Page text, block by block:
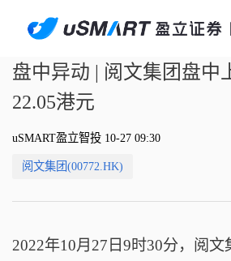
盘中异动 | 阅文集团盘中
22.05港元
uSMART盈立智投 10-27 09:30
阅文集团(00772.HK)
2022年10月27日9时30分，阅